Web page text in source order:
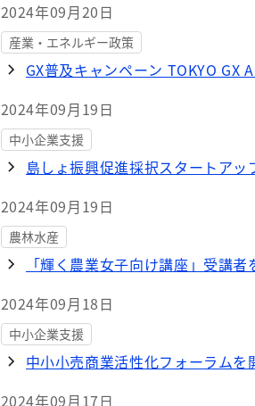
2024年09月20日
産業・エネルギー政策
GX普及キャンペーン TOKYO GX
2024年09月19日
中小企業支援
島しょ振興促進採択スタートアッ
2024年09月19日
農林水産
「輝く農業女子向け講座」受講者
2024年09月18日
中小企業支援
中小小売商業活性化フォーラムを
2024年09月17日